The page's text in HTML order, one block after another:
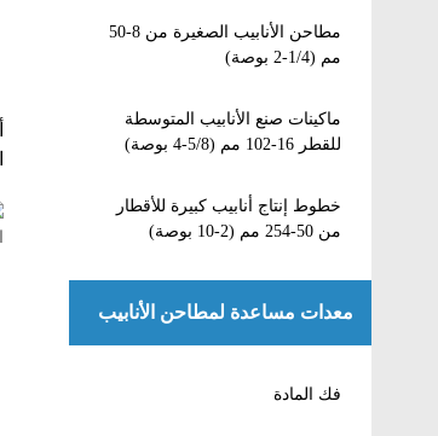
مطاحن الأنابيب الصغيرة من 8-50
مم (1/4-2 بوصة)
ماكينات صنع الأنابيب المتوسطة
للقطر 16-102 مم (5/8-4 بوصة)
خطوط إنتاج أنابيب كبيرة للأقطار
من 50-254 مم (2-10 بوصة)
معدات مساعدة لمطاحن الأنابيب
فك المادة